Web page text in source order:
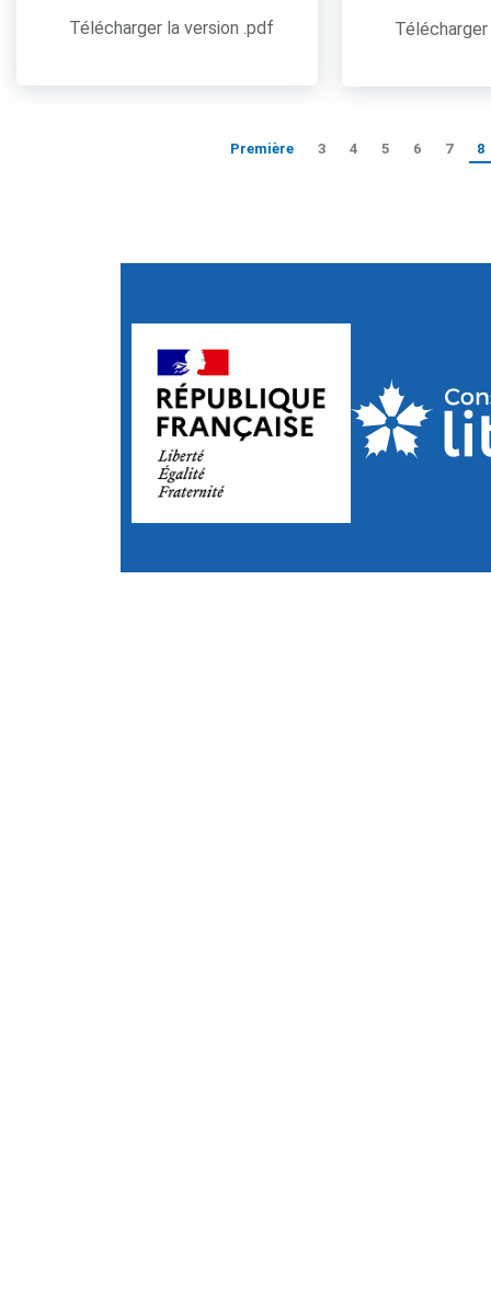
Télécharger la version .pdf
Première 3 4 5 6 7 8